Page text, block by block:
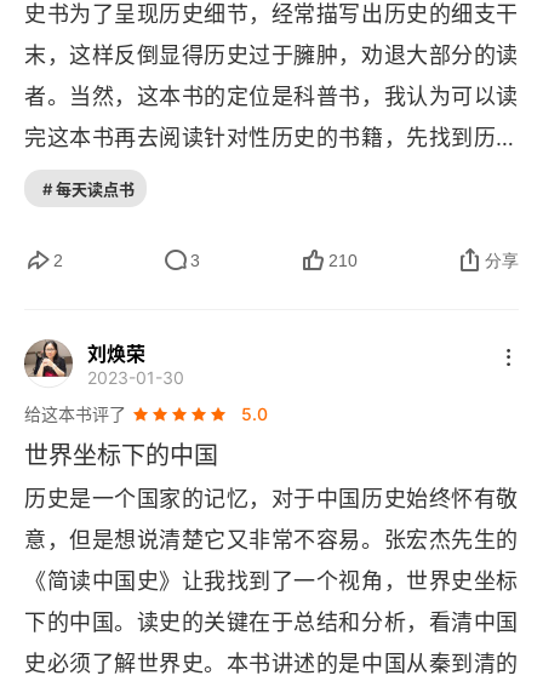
第十四章 孔子为什么经常梦到周公
第十五章 成也法家败也法家的秦朝
第十六章 汉代对秦代的重大升级
第十七章 秦汉与罗马的神奇联系
第四篇 从秦朝到清朝的历史循环
第十九章 “按下葫芦起了瓢”
第二十章 丞相名称背后的权力演变
第二十一章 在二级和三级之间徘徊的地方政府
第二十二章 中原与草原的循环
第二十三章 唐太宗是胡人还是汉人
史书为了呈现历史细节，经常描写出历史的细支干
末，这样反倒显得历史过于臃肿，劝退大部分的读
者。当然，这本书的定位是科普书，我认为可以读
完这本书再去阅读针对性历史的书籍，先找到历史
的发展脉络不失为一种高效的学习方法。 一、历史
中国历史一直处于 "分久必合，合久必分" 的状态。
战国 2）三国魏晋南北朝 3）唐末藩镇割据 由秦国
统一天下，政治上最大的创新之一就是从分封制改
成郡县制。分封是夏商周时期的部落联盟式的管
理，即把占领来的土地交给身边和自己具有血缘关
系的宗亲去打理，宗亲也同样把自己的土地交给他
们身边信任的宗亲去打理，此为 "分封制"。而秦始
皇则把分封制改成郡县制，就是划分区域省级乡
村，轮流管理。分封制和郡县制各有利弊，对于秦
汉以后的朝代，基本沿用郡县制，这样做的好处就
# 每天读点书
2 3 210 分享
刘焕荣
2023-01-30
给这本书评了
5.0
世界坐标下的中国
历史是一个国家的记忆，对于中国历史始终怀有敬
意，但是想说清楚它又非常不容易。张宏杰先生的
《简读中国史》让我找到了一个视角，世界史坐标
下的中国。读史的关键在于总结和分析，看清中国
史必须了解世界史。本书讲述的是中国从秦到清的